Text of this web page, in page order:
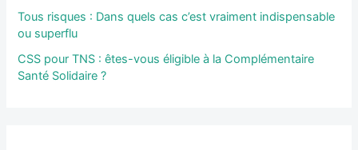
Tous risques : Dans quels cas c’est vraiment indispensable
ou superflu
CSS pour TNS : êtes-vous éligible à la Complémentaire
Santé Solidaire ?